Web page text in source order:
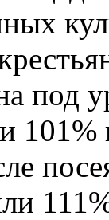
под